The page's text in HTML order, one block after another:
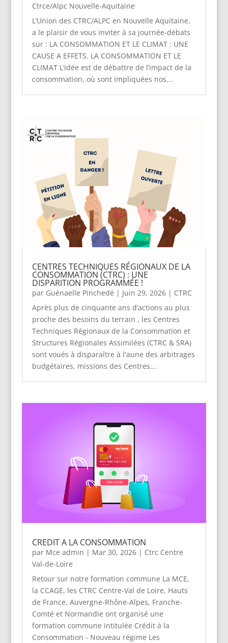
Ctrce/Alpc Nouvelle-Aquitaine
L’Union des CTRC/ALPC en Nouvelle Aquitaine,
a le plaisir de vous inviter à sa journée-débats
sur : LA CONSOMMATION ET LE CLIMAT : UNE
CAUSE A EFFETS. LA CONSOMMATION ET LE
CLIMAT L’idée est de débattre de l’impact de la
consommation, où sont impliquées nos...
CENTRES TECHNIQUES RÉGIONAUX DE LA
CONSOMMATION (CTRC) : UNE
DISPARITION PROGRAMMÉE !
par Guénaelle Pinchedé | Juin 29, 2026| CTRC
Après plus de cinquante ans d’actions au plus
proche des besoins du terrain , les Centres
Techniques Régionaux de la Consommation et
Structures Régionales Assimilées (CTRC & SRA)
sont voués à disparaître à l'aune des arbitrages
budgétaires. missions des Centres...
CREDIT A LA CONSOMMATION
par Mce admin | Mar 30, 2026| Ctrc Centre
Val-de-Loire
Retour sur notre formation commune La MCE,
la CCAGE, les CTRC Centre-Val de Loire, Hauts
de France, Auvergne-Rhône-Alpes, Franche-
Comté et Normandie ont organisé une
formation commune intitulée Crédit à la
Consommation - Nouveau régime Les